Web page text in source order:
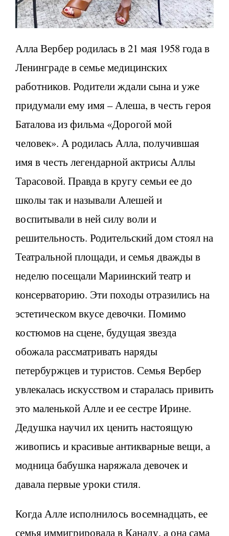
Алла Вербер родилась в 21 мая 1958 года в
Ленинграде в семье медицинских
работников. Родители ждали сына и уже
придумали ему имя – Алеша, в честь героя
Баталова из фильма «Дорогой мой
человек». А родилась Алла, получившая
имя в честь легендарной актрисы Аллы
Тарасовой. Правда в кругу семьи ее до
школы так и называли Алешей и
воспитывали в ней силу воли и
решительность. Родительский дом стоял на
Театральной площади, и семья дважды в
неделю посещали Мариинский театр и
консерваторию. Эти походы отразились на
эстетическом вкусе девочки. Помимо
костюмов на сцене, будущая звезда
обожала рассматривать наряды
петербуржцев и туристов. Семья Вербер
увлекалась искусством и старалась привить
это маленькой Алле и ее сестре Ирине.
Дедушка научил их ценить настоящую
живопись и красивые антикварные вещи, а
модница бабушка наряжала девочек и
давала первые уроки стиля.
Когда Алле исполнилось восемнадцать, ее
семья иммигрировала в Канаду, а она сама